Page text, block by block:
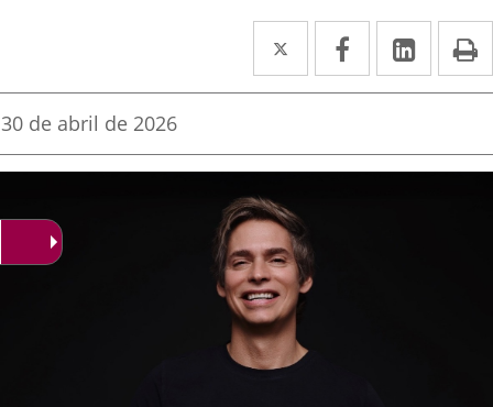
Twitter
Enlace
a
aplicación
Facebook
Enlace
a
aplicación
Enlace
a
Fecha
la
30 de abril de 2026